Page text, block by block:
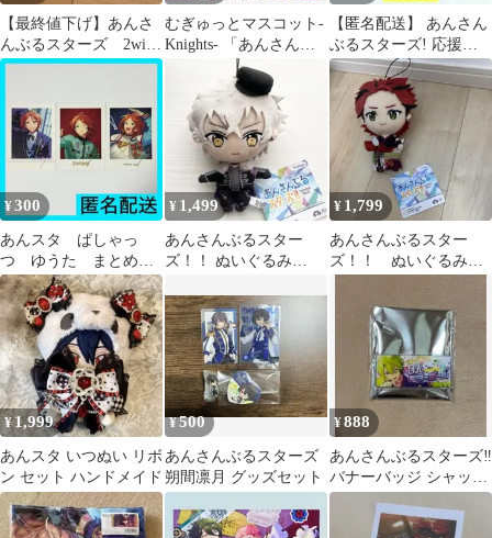
【最終値下げ】あんさ
んぶるスターズ 2wink
葵ひなた 葵ゆうた
むぎゅっとマスコット-
Knights- 「あんさんぶ
るスターズ!」 瀬名
【匿名配送】 あんさん
ぶるスターズ! 応援缶
バッジ 瀬名泉 あんスタ
¥300
あんスタ ぱしゃっ
つ ゆうた まとめ売
り
¥ 1,499
あんさんぶるスター
ズ！！ ぬいぐるみ
¥ 1,799
あんさんぶるスター
ズ！！ ぬいぐるみ
¥ 1,999
あんスタ いつぬい リボ
ン セット ハンドメイド
¥500
あんさんぶるスターズ
朔間凛月 グッズセット
¥888
あんさんぶるスターズ‼︎
バナーバッジ シャッフ
ル あんスタ 巴日和